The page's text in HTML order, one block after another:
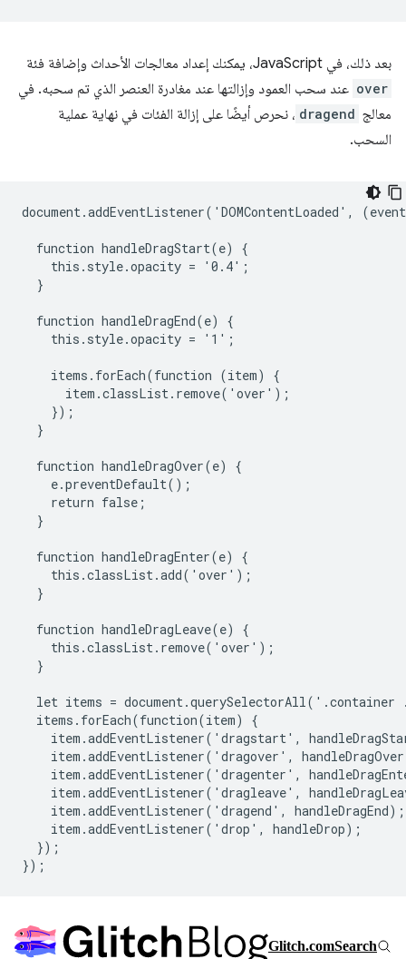
بعد ذلك، في JavaScript، يمكنك إعداد معالجات الأحداث وإضافة فئة
over عند سحب العمود وإزالتها عند مغادرة العنصر الذي تم سحبه. في
معالج dragend ، نحرص أيضًا على إزالة الفئات في نهاية عملية
السحب.
document.addEventListener('DOMContentLoaded',
  function handleDragStart(e) {
    this.style.opacity = '0.4';
  }
  function handleDragEnd(e) {
    this.style.opacity = '1';
    items.forEach(function (item) {
      item.classList.remove('over');
    });
  }
  function handleDragOver(e) {
    e.preventDefault();
    return false;
  }
  function handleDragEnter(e) {
    this.classList.add('over');
  }
  function handleDragLeave(e) {
    this.classList.remove('over');
  }
let items = document.querySelectorAll('.container
  items.forEach(function(item) {
item.addEventListener('dragstart',
item.addEventListener('dragover',
item.addEventListener('dragenter',
item.addEventListener('dragleave',
    item.addEventListener('dragend', handleDragEnd);
    item.addEventListener('drop', handleDrop);
  });